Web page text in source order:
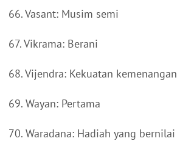
66. Vasant: Musim semi
67. Vikrama: Berani
68. Vijendra: Kekuatan kemenangan
69. Wayan: Pertama
70. Waradana: Hadiah yang bernilai